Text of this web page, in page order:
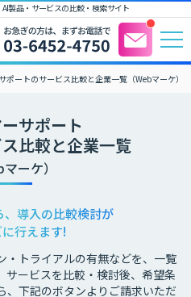
製品・サービスの比較・検索サイト
ポートのサービス比較と企業一覧（Webマーケ）
サポート
比較と企業一覧
マーケ）
、導入の比較検討が
行えます!
・トライアルの有無などを、一覧
サービスを比較・検討後、希望条
、下記のボタンよりご請求いただ